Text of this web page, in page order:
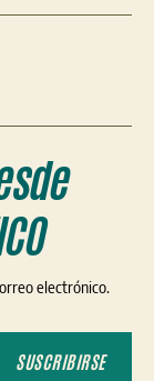
electrónico.
SUSCRIBIRSE